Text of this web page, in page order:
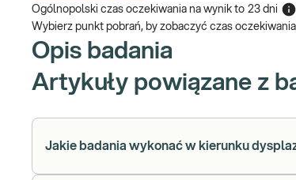
Ogólnopolski czas oczekiwania na wynik to 23 dni
Wybierz punkt pobrań, by zobaczyć czas
Opis badania
Artykuły powiązane z
Jakie badania wykonać w kierunku